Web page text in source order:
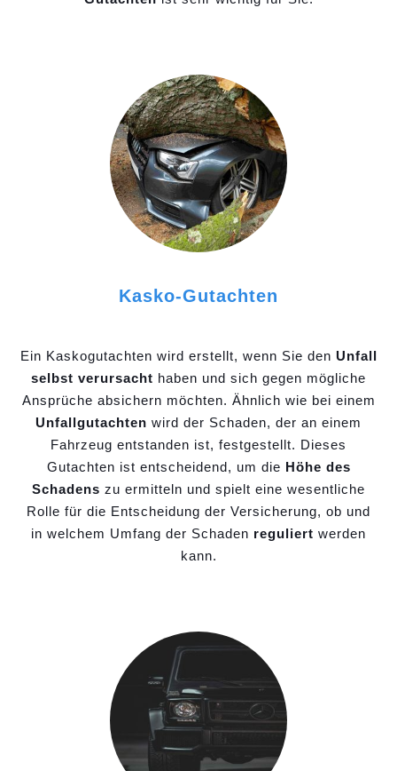
Kasko-Gutachten
Ein Kaskogutachten wird erstellt, wenn Sie den Unfall
selbst verursacht haben und sich gegen mögliche
Ansprüche absichern möchten. Ähnlich wie bei einem
Unfallgutachten wird der Schaden, der an einem
Fahrzeug entstanden ist, festgestellt. Dieses
Gutachten ist entscheidend, um die Höhe des
Schadens zu ermitteln und spielt eine wesentliche
Rolle für die Entscheidung der Versicherung, ob und
in welchem Umfang der Schaden reguliert werden
kann.